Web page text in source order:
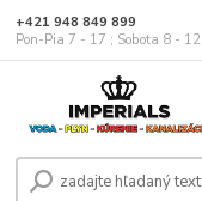
+421 948 849 899
Pon-Pia 7 - 17 ; Sobota 8 - 12